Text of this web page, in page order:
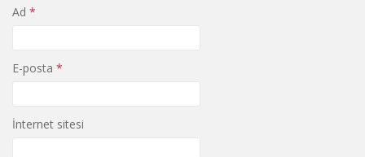
Ad *
E-posta *
İnternet sitesi